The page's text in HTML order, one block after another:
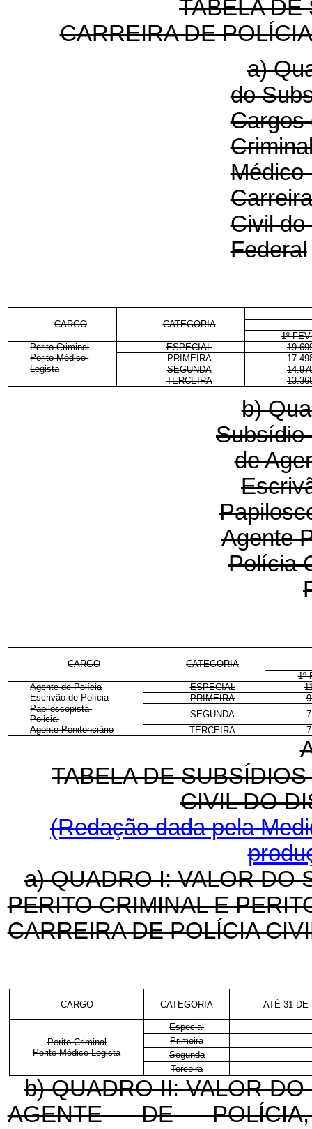
TABELA DE
CARREIRA DE
a)
do
Cargos
Civil do
Federal
CARGO
CATEGORIA
1º
Perito Criminal
ESPECIAL
Perito Médico-
PRIMEIRA
Legista
SEGUNDA
TERCEIRA
b)
Subsídio
de
Agente
Polícia
CARGO
CATEGORIA
1º
Agente de Polícia
ESPECIAL
Escrivão de Polícia
PRIMEIRA
Papiloscopista-
Policial
SEGUNDA
Agente Penitenciário
TERCEIRA
TABELA DE
CIVIL DO
(Redação dada pela
a) QUADRO I: VALOR DO
PERITO CRIMINAL E
CARREIRA DE POLÍCIA
CARGO CATEGORIA ATÉ 31 DE
Perito Criminal
Perito Médico-Legista
Especial
Primeira
Segunda
Terceira
b) QUADRO II: VALOR
AGENTE DE